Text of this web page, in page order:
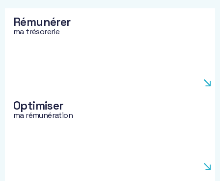
Rémunérer
ma trésorerie
Optimiser
ma rémunération